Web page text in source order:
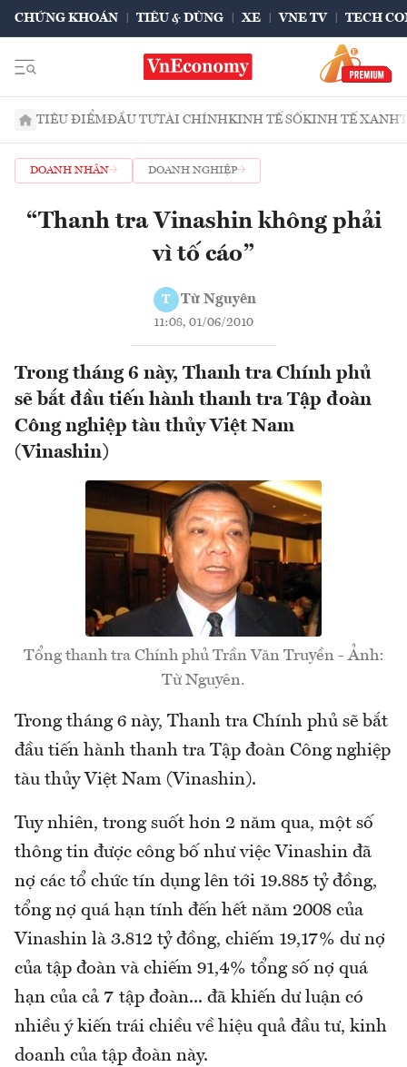
CHỨNG KHOÁN TIÊU & DÙNG XE VNE TV TECH
TIÊU ĐIỂMĐẦU TƯTÀI CHÍNHKINH TẾ SỐKINH TẾ XANH
DOANH NHÂN DOANH NGHIỆP
“Thanh tra Vinashin không phải
vì tố cáo”
T Từ Nguyên
11:08, 01/06/2010
Trong tháng 6 này, Thanh tra Chính phủ
sẽ bắt đầu tiến hành thanh tra Tập đoàn
Công nghiệp tàu thủy Việt Nam
(Vinashin)
Tổng thanh tra Chính phủ Trần Văn Truyền - Ảnh:
Từ Nguyên.
Trong tháng 6 này, Thanh tra Chính phủ sẽ bắt
đầu tiến hành thanh tra Tập đoàn Công nghiệp
tàu thủy Việt Nam (Vinashin).
Tuy nhiên, trong suốt hơn 2 năm qua, một số
thông tin được công bố như việc Vinashin đã
nợ các tổ chức tín dụng lên tới 19.885 tỷ đồng,
tổng nợ quá hạn tính đến hết năm 2008 của
Vinashin là 3.812 tỷ đồng, chiếm 19,17% dư nợ
của tập đoàn và chiếm 91,4% tổng số nợ quá
hạn của cả 7 tập đoàn... đã khiến dư luận có
nhiều ý kiến trái chiều về hiệu quả đầu tư, kinh
doanh của tập đoàn này.